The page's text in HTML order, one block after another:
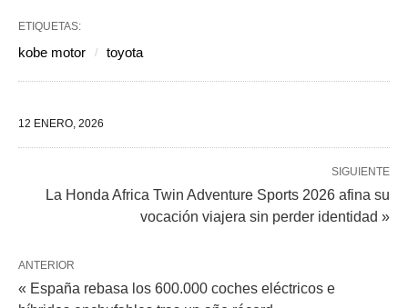
ETIQUETAS:
kobe motor toyota
12 ENERO, 2026
SIGUIENTE
La Honda Africa Twin Adventure Sports 2026 afina su
vocación viajera sin perder identidad »
ANTERIOR
« España rebasa los 600.000 coches eléctricos e